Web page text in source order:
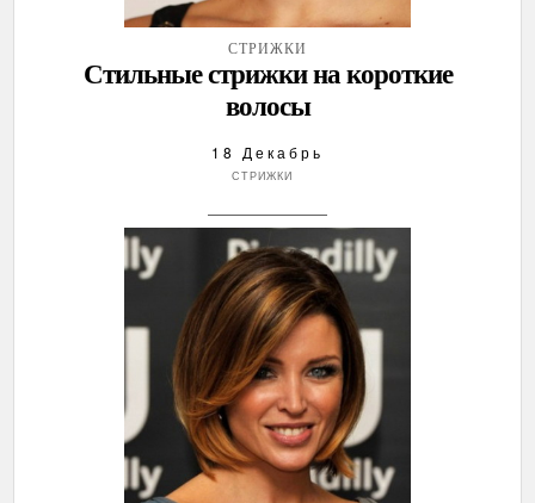
СТРИЖКИ
Стильные стрижки на короткие
волосы
18 Декабрь
СТРИЖКИ